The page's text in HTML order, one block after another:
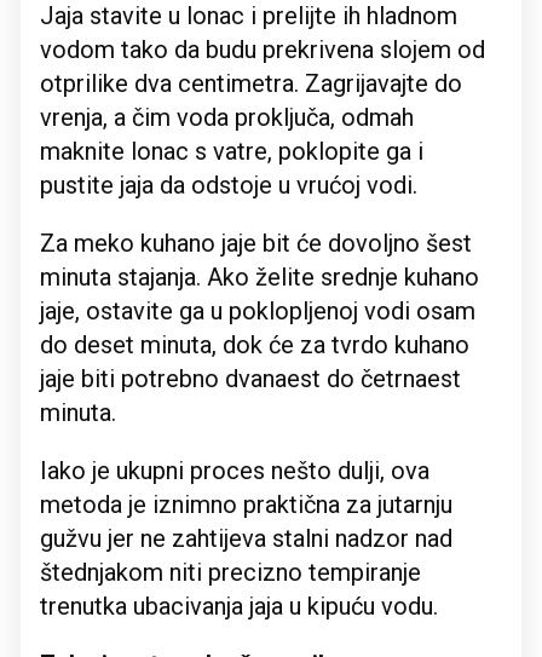
Jaja stavite u lonac i prelijte ih hladnom
vodom tako da budu prekrivena slojem od
otprilike dva centimetra. Zagrijavajte do
vrenja, a čim voda proključa, odmah
maknite lonac s vatre, poklopite ga i
pustite jaja da odstoje u vrućoj vodi.
Za meko kuhano jaje bit će dovoljno šest
minuta stajanja. Ako želite srednje kuhano
jaje, ostavite ga u poklopljenoj vodi osam
do deset minuta, dok će za tvrdo kuhano
jaje biti potrebno dvanaest do četrnaest
minuta.
Iako je ukupni proces nešto dulji, ova
metoda je iznimno praktična za jutarnju
gužvu jer ne zahtijeva stalni nadzor nad
štednjakom niti precizno tempiranje
trenutka ubacivanja jaja u kipuću vodu.